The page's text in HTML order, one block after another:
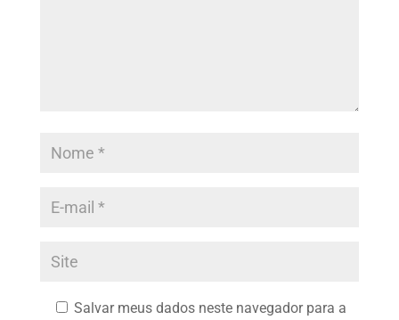
Salvar meus dados neste navegador para a